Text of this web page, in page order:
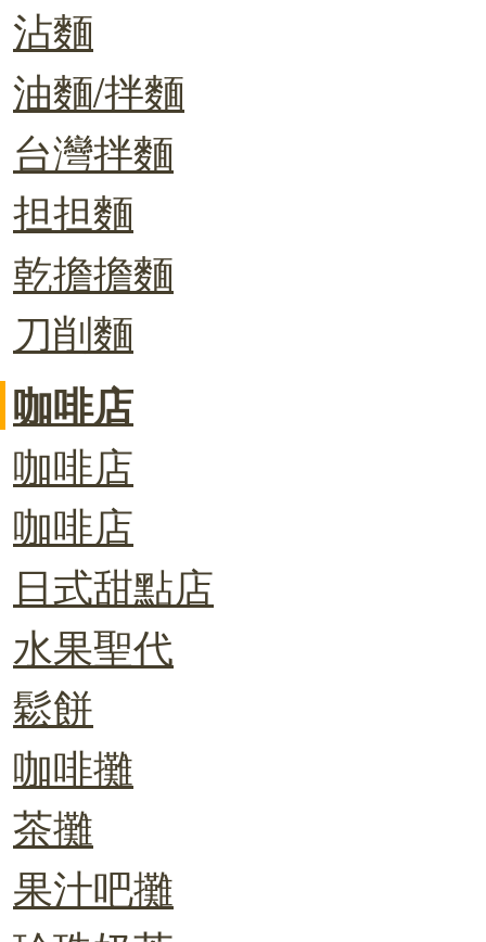
沾麵
油麵/拌麵
台灣拌麵
担担麵
乾擔擔麵
刀削麵
咖啡店
咖啡店
咖啡店
日式甜點店
水果聖代
鬆餅
咖啡攤
茶攤
果汁吧攤